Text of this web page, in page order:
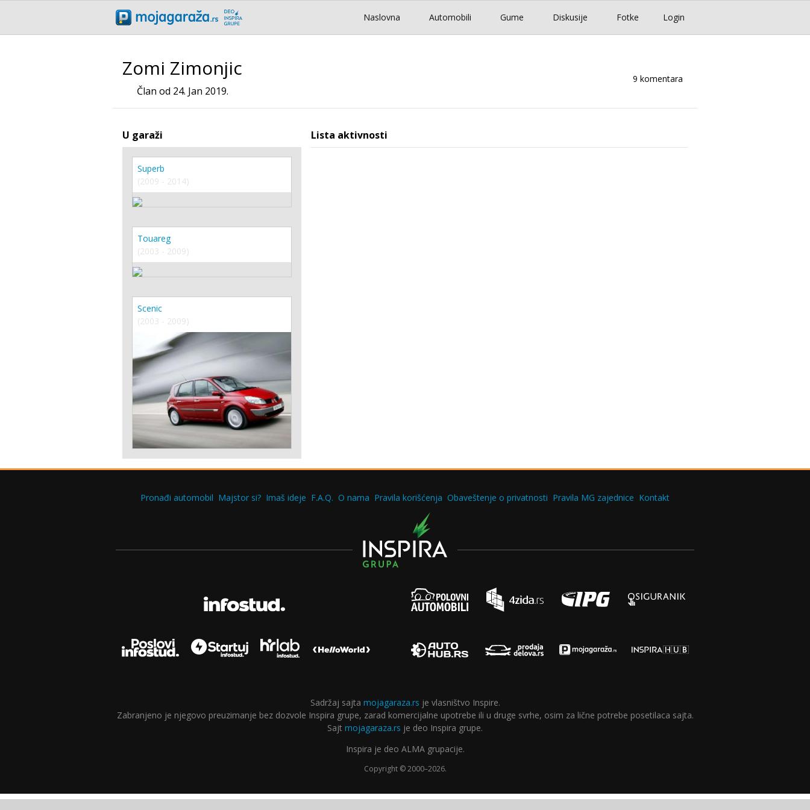
Login
Naslovna Automobili Gume Diskusije Fotke
Zomi Zimonjic
Član od 24. Jan 2019.
9 komentara
U garaži
Superb
(2009 - 2014)
Touareg
(2003 - 2009)
Scenic
(2003 - 2009)
Lista aktivnosti
Pronađi automobil Majstor si? Imaš ideje F.A.Q. O nama Pravila korišćenja Obaveštenje o privatnosti Pravila MG zajednice Kontakt
Sadržaj sajta mojagaraza.rs je vlasništvo Inspire.
Zabranjeno je njegovo preuzimanje bez dozvole Inspira grupe, zarad komercijalne upotrebe ili u druge svrhe, osim za lične potrebe posetilaca sajta.
Sajt mojagaraza.rs je deo Inspira grupe.
Inspira je deo ALMA grupacije.
Copyright © 2000–2026.